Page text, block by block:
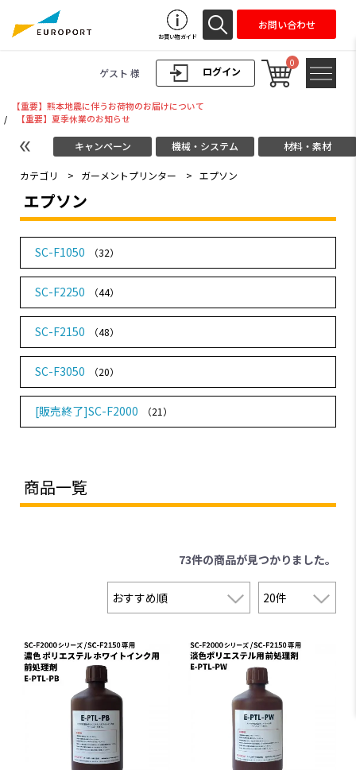
ログイン
ゲスト 様
0
お買い物ガイド
お問い合わせ
【重要】熊本地震に伴うお荷物のお届けについて
/
【重要】夏季休業のお知らせ
キャンペーン 機械・システム 材料・素材
カテゴリ > ガーメントプリンター > エプソン
エプソン
SC-F1050 （32）
SC-F2250 （44）
SC-F2150 （48）
SC-F3050 （20）
[販売終了]SC-F2000 （21）
商品一覧
73件の商品が見つかりました。